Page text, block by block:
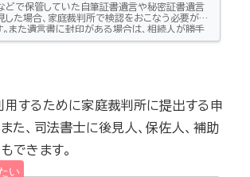
どで保管していた自筆証書遺言や秘密証書遺言
した場合、家庭裁判所で検認をおこなう必要があ
。また遺言書に封印がある場合は、相続人が勝手
することも認められていません。この記事では検
開封した自筆証書遺言でも、その内容が...
用するために家庭裁判所に提出する申
た、司法書士に後見人、保佐人、補助
できます。